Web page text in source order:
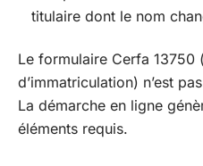
titulaire dont le nom
Le formulaire Cerfa
d’immatriculation) n’est
La démarche en ligne
éléments requis.